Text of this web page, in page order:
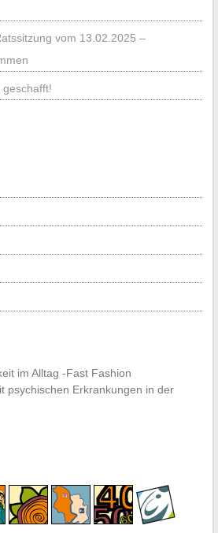
vom 13.02.2025 –
im Alltag -Fast Fashion
Erkrankungen in der